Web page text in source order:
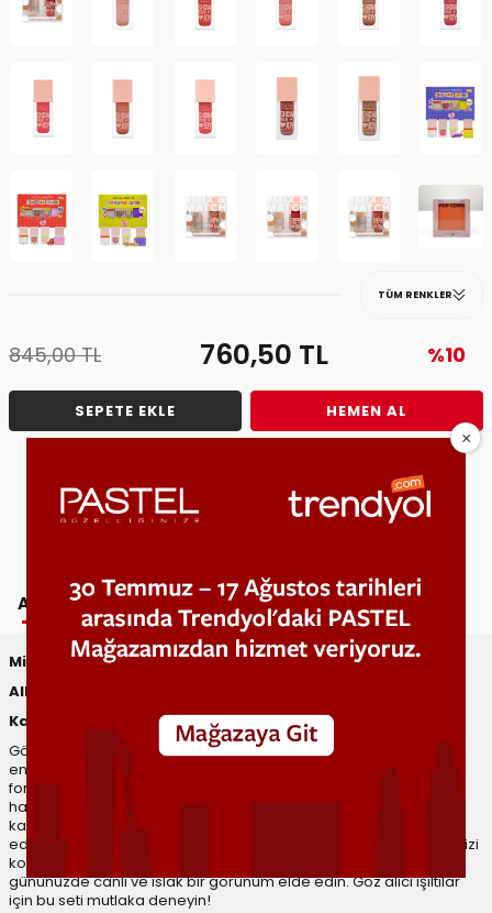
TÜM RENKLER
845,00TL 760,50 TL %10
SEPETE EKLE HEMEN AL
AÇIKLAMA YORUMLAR TAVSIYE ET
Mix&Match
Allık ve Aydınlatıcı Bir Arada!
Karıştır Canlan Işılda
Göz alıcı bir ışıltı ve taze bir görünüm için tasarlanmış bu özel set,
en sevdiğiniz allık ve aydınlatıcıyı bir araya getiriyor. Hafif
formülüyle cildinize doğal bir renk katarken, aydınlatıcı ile yüz
hatlarınızı vurgulayıp ışıltınızı artırabilirsiniz. Ürünleri tek tek veya
karıştırarak kullanma seçeneği ile dilediğiniz görünümü elde
edebilirsiniz. Her anınıza uyum sağlayacak bu set, makyaj rutininizi
kolaylaştırırken, stilinizi ön plana çıkarır. Mix&Match Seti ile her
gününüzde canlı ve ıslak bir görünüm elde edin. Göz alıcı ışıltılar
için bu seti mutlaka deneyin!